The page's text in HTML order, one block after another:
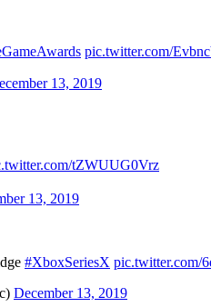
pic.twitter.com/
13, 2019
tZWUUG0Vrz
13, 2019
#XboxSeriesX pic.twitter.com/
December 13, 2019